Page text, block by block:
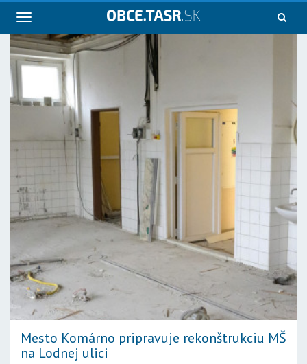
Navigácia
Mesto Komárno pripravuje rekonštrukciu MŠ
na Lodnej ulici